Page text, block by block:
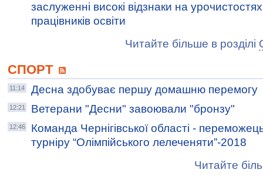
заслуженні високі відзнаки на
працівників освіти
Читайте більше в розділі
СПОРТ
11:14 Десна здобуває першу домашню перемогу
12:21 Ветерани "Десни" завоювали "бронзу"
12:46
Команда Чернігівської області -
турніру “Олімпійського лелеченяти”-2018
Читайте